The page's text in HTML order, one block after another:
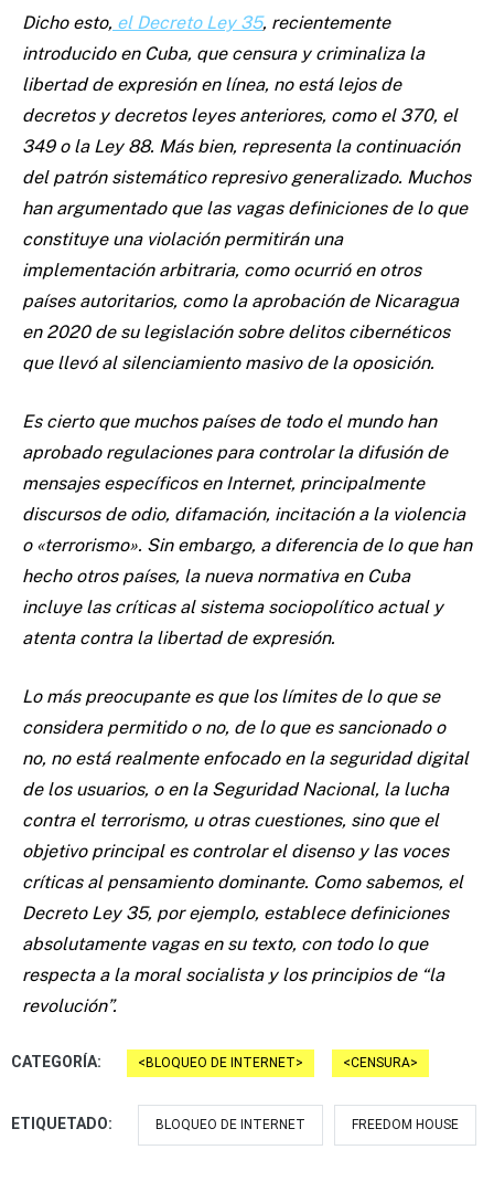
Dicho esto, el Decreto Ley 35, recientemente
introducido en Cuba, que censura y criminaliza la
libertad de expresión en línea, no está lejos de
decretos y decretos leyes anteriores, como el 370, el
349 o la Ley 88. Más bien, representa la continuación
del patrón sistemático represivo generalizado. Muchos
han argumentado que las vagas definiciones de lo que
constituye una violación permitirán una
implementación arbitraria, como ocurrió en otros
países autoritarios, como la aprobación de Nicaragua
en 2020 de su legislación sobre delitos cibernéticos
que llevó al silenciamiento masivo de la oposición.
Es cierto que muchos países de todo el mundo han
aprobado regulaciones para controlar la difusión de
mensajes específicos en Internet, principalmente
discursos de odio, difamación, incitación a la violencia
o «terrorismo». Sin embargo, a diferencia de lo que han
hecho otros países, la nueva normativa en Cuba
incluye las críticas al sistema sociopolítico actual y
atenta contra la libertad de expresión.
Lo más preocupante es que los límites de lo que se
considera permitido o no, de lo que es sancionado o
no, no está realmente enfocado en la seguridad digital
de los usuarios, o en la Seguridad Nacional, la lucha
contra el terrorismo, u otras cuestiones, sino que el
objetivo principal es controlar el disenso y las voces
críticas al pensamiento dominante. Como sabemos, el
Decreto Ley 35, por ejemplo, establece definiciones
absolutamente vagas en su texto, con todo lo que
respecta a la moral socialista y los principios de “la
revolución”.
CATEGORÍA: BLOQUEO DE INTERNET CENSURA
ETIQUETADO: BLOQUEO DE INTERNET FREEDOM HOUSE